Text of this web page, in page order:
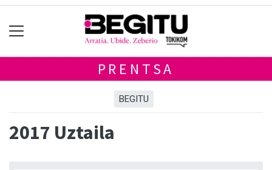
PRENTSA
BEGITU
2017 Uztaila